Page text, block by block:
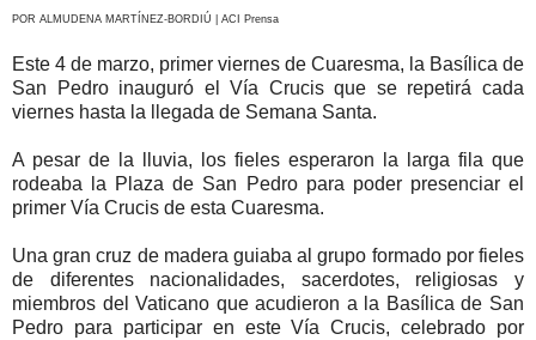
POR ALMUDENA MARTÍNEZ-BORDIÚ | ACI Prensa
Este 4 de marzo, primer viernes de Cuaresma, la Basílica de
San Pedro inauguró el Vía Crucis que se repetirá cada
viernes hasta la llegada de Semana Santa.
A pesar de la lluvia, los fieles esperaron la larga fila que
rodeaba la Plaza de San Pedro para poder presenciar el
primer Vía Crucis de esta Cuaresma.
Una gran cruz de madera guiaba al grupo formado por fieles
de diferentes nacionalidades, sacerdotes, religiosas y
miembros del Vaticano que acudieron a la Basílica de San
Pedro para participar en este Vía Crucis, celebrado por